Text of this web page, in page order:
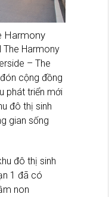
Harmony
The Harmony
– The
cộng đồng
phát triển mới
đô thị sinh
gian sống
đô thị sinh
1 đã có
non